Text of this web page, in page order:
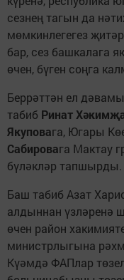
сезнең тагын да
мөмкинлегегез
бар, сез башкалага
өчен, бүген соңга
Беррәттән ел
табиб Ринат
Якуповага, Югары
Сабировага Мактау
бүләкләр тапшырды.
Баш табиб Азат
алдыннан үзләренә
өчен район
министрлыгына
Күәмдә ФАПлар